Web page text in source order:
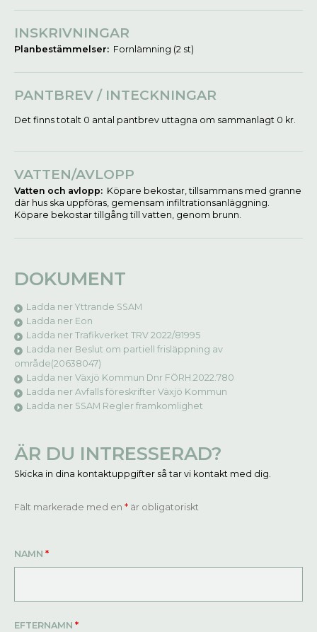
INSKRIVNINGAR
Planbestämmelser: Fornlämning (2 st)
PANTBREV / INTECKNINGAR
Det finns totalt 0 antal pantbrev uttagna om sammanlagt 0 kr.
VATTEN/AVLOPP
Vatten och avlopp: Köpare bekostar, tillsammans med granne
där hus ska uppföras, gemensam infiltrationsanläggning.
Köpare bekostar tillgång till vatten, genom brunn.
DOKUMENT
Ladda ner Yttrande SSAM
Ladda ner Eon
Ladda ner Trafikverket TRV 2022/81995
Ladda ner Beslut om partiell frisläppning av
område(20638047)
Ladda ner Växjö Kommun Dnr FÖRH.2022.780
Ladda ner Avfalls föreskrifter Växjö Kommun
Ladda ner SSAM Regler framkomlighet
ÄR DU INTRESSERAD?
Skicka in dina kontaktuppgifter så tar vi kontakt med dig.
Fält markerade med en * är obligatoriskt
NAMN *
EFTERNAMN *